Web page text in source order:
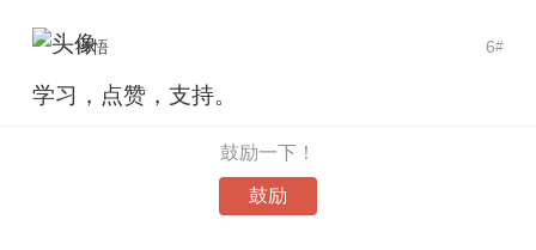
6#
禅悟
学习，点赞，支持。
鼓励一下！
鼓励